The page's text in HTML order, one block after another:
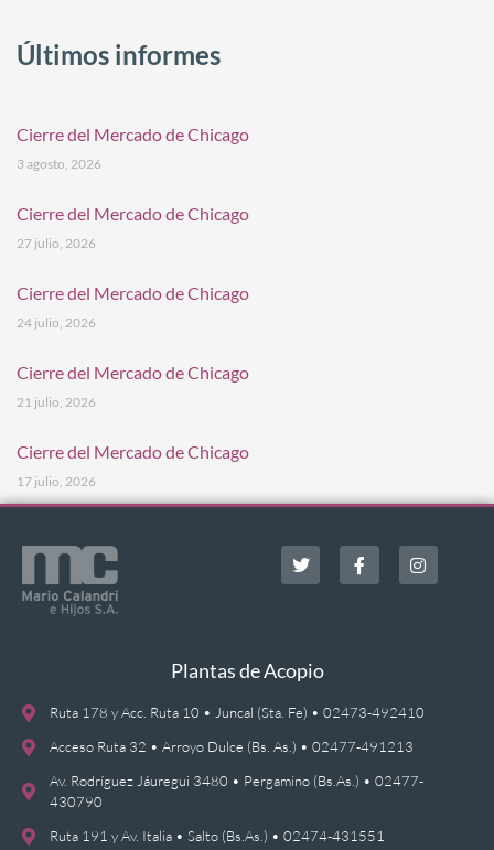
Últimos informes
Cierre del Mercado de Chicago
3 agosto, 2026
Cierre del Mercado de Chicago
27 julio, 2026
Cierre del Mercado de Chicago
24 julio, 2026
Cierre del Mercado de Chicago
21 julio, 2026
Cierre del Mercado de Chicago
17 julio, 2026
Plantas de Acopio
Ruta 178 y Acc. Ruta 10 • Juncal (Sta. Fe) • 02473-492410
Acceso Ruta 32 • Arroyo Dulce (Bs. As.) • 02477-491213
Av. Rodríguez Jáuregui 3480 • Pergamino (Bs.As.) • 02477-
430790
Ruta 191 y Av. Italia • Salto (Bs.As.) • 02474-431551